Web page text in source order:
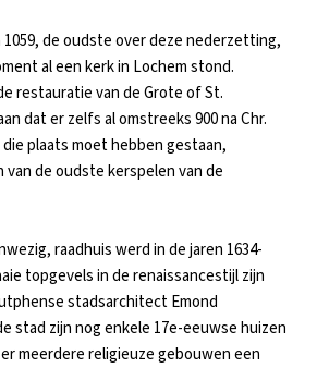
de oudste over deze nederzetting,
al een kerk in Lochem stond.
restauratie van de Grote of St.
dat er zelfs al omstreeks 900 na Chr.
plaats moet hebben gestaan,
van de oudste kerspelen van de
raadhuis werd in de jaren 1634-
topgevels in de renaissancestijl zijn
stadsarchitect Emond
stad zijn nog enkele 17e-eeuwse huizen
meerdere religieuze gebouwen een